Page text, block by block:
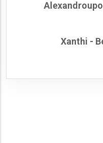
Xanthi -